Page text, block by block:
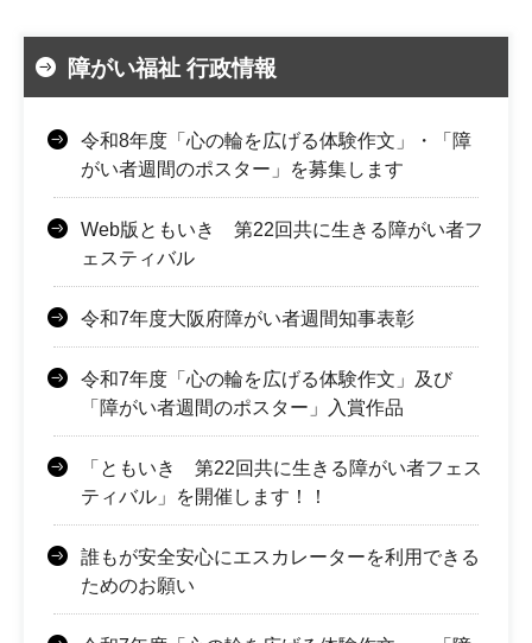
障がい福祉 行政情報
令和8年度「心の輪を広げる体験作文」・「障
がい者週間のポスター」を募集します
Web版ともいき 第22回共に生きる障がい者フ
ェスティバル
令和7年度大阪府障がい者週間知事表彰
令和7年度「心の輪を広げる体験作文」及び
「障がい者週間のポスター」入賞作品
「ともいき 第22回共に生きる障がい者フェス
ティバル」を開催します！！
誰もが安全安心にエスカレーターを利用できる
ためのお願い